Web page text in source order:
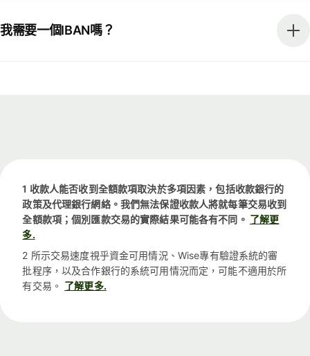
我需要一個IBAN嗎？
1 收款人能否收到全額款項取決於多項因素，包括收款銀行的
政策及代理銀行網絡。我們無法保證收款人將就每筆交易收到
全額款項；個別匯款交易的實際結果可能各有不同。 了解更
多.
2 所示交易速度視乎資金可用情況、Wise專有驗證系統的審
批程序，以及合作銀行的系統可用情況而定，可能不適用於所
有交易。 了解更多.